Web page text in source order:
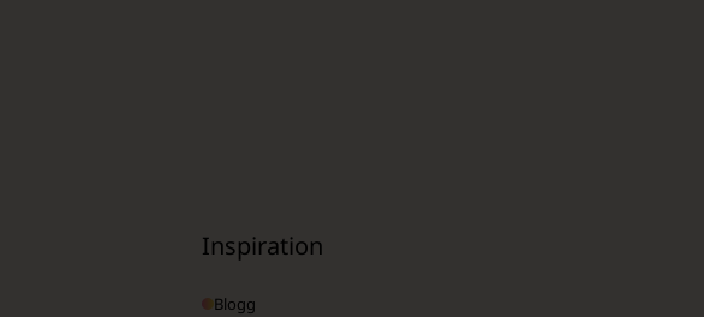
Inspiration
Blogg